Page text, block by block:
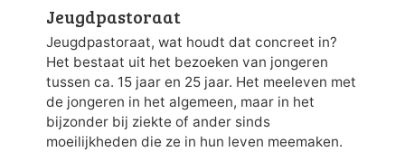
Jeugdpastoraat
Jeugdpastoraat, wat houdt dat concreet in?
Het bestaat uit het bezoeken van jongeren
tussen ca. 15 jaar en 25 jaar. Het meeleven met
de jongeren in het algemeen, maar in het
bijzonder bij ziekte of ander sinds
moeilijkheden die ze in hun leven meemaken.